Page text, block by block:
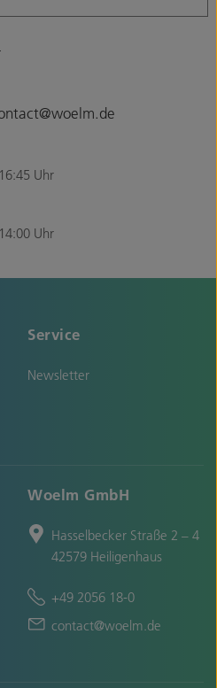
Uhr
Uhr
Service
Newsletter
Woelm GmbH
Hasselbecker Straße 2 – 4
42579 Heiligenhaus
+49 2056 18-0
contact@woelm.de